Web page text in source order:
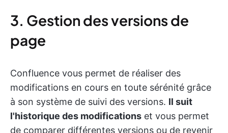
3. Gestion des versions de
page
Confluence vous permet de réaliser des
modifications en cours en toute sérénité grâce
à son système de suivi des versions. Il suit
l'historique des modifications et vous permet
de comparer différentes versions ou de revenir